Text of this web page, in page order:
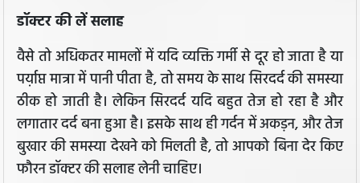
डॉक्टर की लें सलाह
वैसे तो अधिकतर मामलों में यदि व्यक्ति गर्मी से दूर हो जाता है या
पर्य़ाप्त मात्रा में पानी पीता है, तो समय के साथ सिरदर्द की समस्या
ठीक हो जाती है। लेकिन सिरदर्द यदि बहुत तेज हो रहा है और
लगातार दर्द बना हुआ है। इसके साथ ही गर्दन में अकड़न, और तेज
बुखार की समस्या देखने को मिलती है, तो आपको बिना देर किए
फौरन डॉक्टर की सलाह लेनी चाहिए।